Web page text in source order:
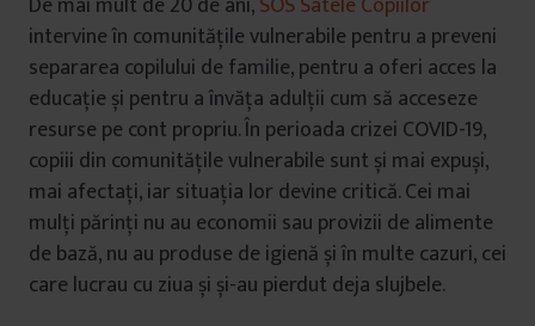
intervine în comunitățile vulnerabile pentru a preveni
separarea copilului de familie, pentru a oferi acces la
educație și pentru a învăța adulții cum să acceseze
resurse pe cont propriu. În perioada crizei COVID-19,
copiii din comunitățile vulnerabile sunt și mai expuși,
mai afectați, iar situația lor devine critică. Cei mai
mulți părinți nu au economii sau provizii de alimente
de bază, nu au produse de igienă și în multe cazuri, cei
care lucrau cu ziua și și-au pierdut deja slujbele.